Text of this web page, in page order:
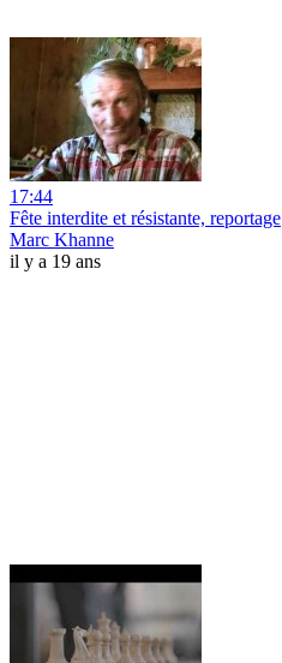
17:44
Fête interdite et résistante, reportage
Marc Khanne
il y a 19 ans